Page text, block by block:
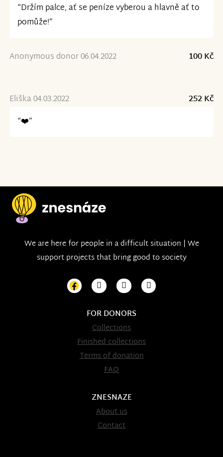
“Držím palce, ať se peníze vyberou a hlavně ať to
pomůže!”
Anonymous donor 06.04.2022 100 Kč
Eliška 04.03.2022
252 Kč
“❤️”
We are here for people in a difficult situation | We
support projects that bring good to society
FOR DONORS
Collections
Finished collections
Terms of donation
FAQ
ZNESNAZE
About us
Contact